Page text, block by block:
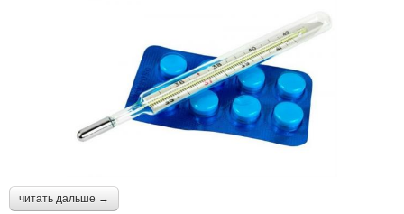
читать дальше →